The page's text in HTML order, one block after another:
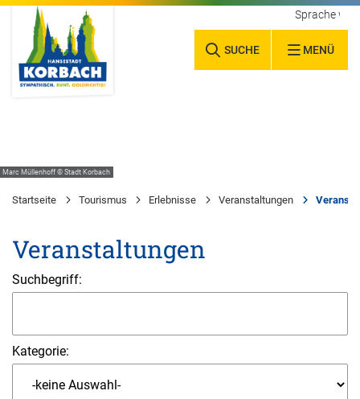
SUCHE MENÜ
Sprache
Marc Müllenhoff © Stadt Korbach
Startseite Tourismus Erlebnisse Veranstaltungen
Veranstaltungen
Suchbegriff:
Kategorie: